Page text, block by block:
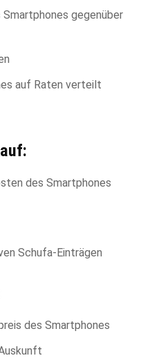
gegenüber
auf Raten verteilt
des Smartphones
Schufa-Einträgen
des Smartphones